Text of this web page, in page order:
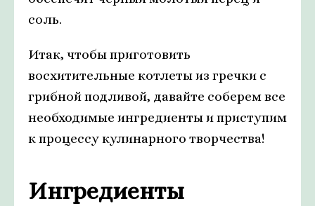
соль.
Итак, чтобы приготовить
восхитительные котлеты из гречки с
грибной подливой, давайте соберем все
необходимые ингредиенты и приступим
к процессу кулинарного творчества!
Ингредиенты